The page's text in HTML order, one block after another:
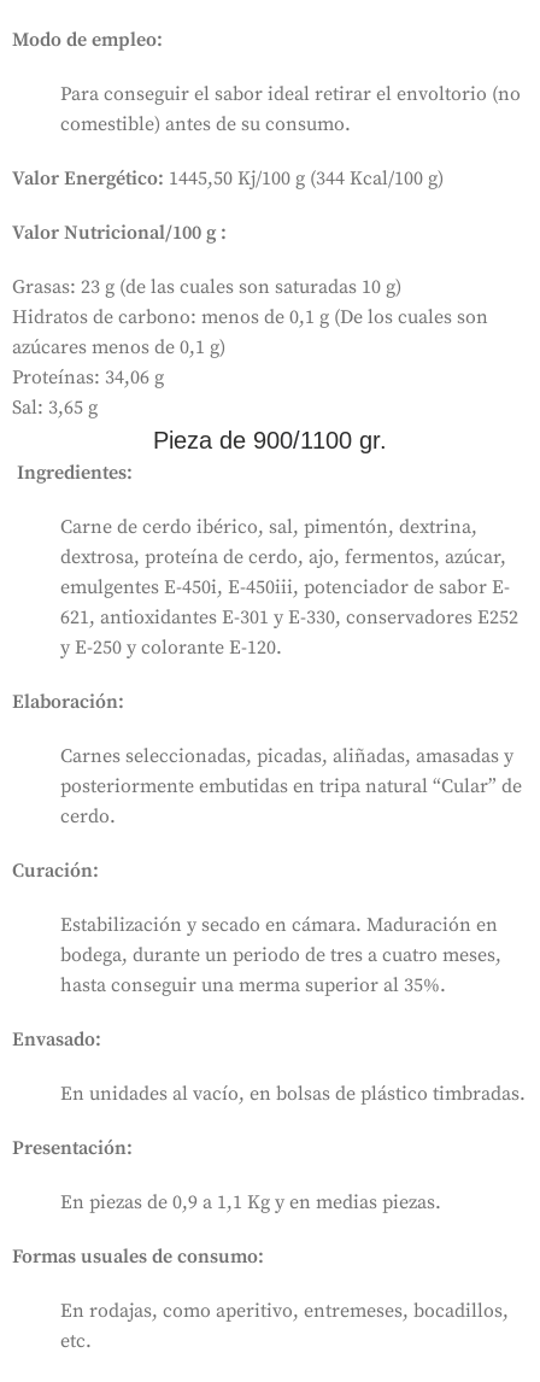
Modo de empleo:
Para conseguir el sabor ideal retirar el envoltorio (no
comestible) antes de su consumo.
Valor Energético: 1445,50 Kj/100 g (344 Kcal/100 g)
Valor Nutricional/100 g :
Grasas: 23 g (de las cuales son saturadas 10 g)
Hidratos de carbono: menos de 0,1 g (De los cuales son
azúcares menos de 0,1 g)
Proteínas: 34,06 g
Sal: 3,65 g
Pieza de 900/1100 gr.
Ingredientes:
Carne de cerdo ibérico, sal, pimentón, dextrina,
dextrosa, proteína de cerdo, ajo, fermentos, azúcar,
emulgentes E-450i, E-450iii, potenciador de sabor E-
621, antioxidantes E-301 y E-330, conservadores E252
y E-250 y colorante E-120.
Elaboración:
Carnes seleccionadas, picadas, aliñadas, amasadas y
posteriormente embutidas en tripa natural “Cular” de
cerdo.
Curación:
Estabilización y secado en cámara. Maduración en
bodega, durante un periodo de tres a cuatro meses,
hasta conseguir una merma superior al 35%.
Envasado:
En unidades al vacío, en bolsas de plástico timbradas.
Presentación:
En piezas de 0,9 a 1,1 Kg y en medias piezas.
Formas usuales de consumo:
En rodajas, como aperitivo, entremeses, bocadillos,
etc.